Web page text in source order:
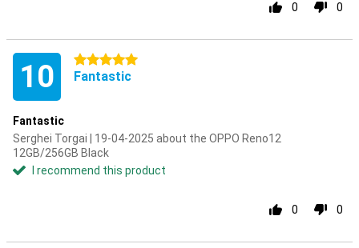
0 0
10 5 stars
Fantastic
Fantastic
Serghei Torgai | 19-04-2025 about the OPPO Reno12
12GB/256GB Black
I recommend this product
0 0